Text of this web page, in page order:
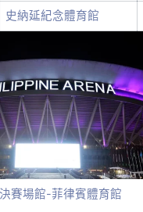
史納延紀念體育館
賽場館-菲律賓體育館